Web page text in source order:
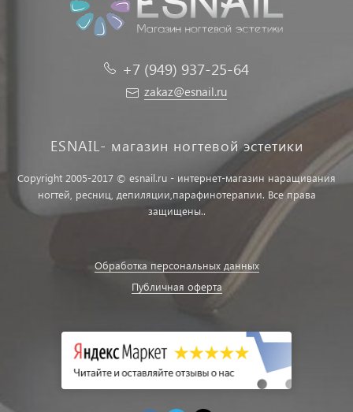
+7 (949) 937-25-64
zakaz@esnail.ru
ESNAIL- магазин ногтевой эстетики
Copyright 2005-2017 © esnail.ru - интернет-магазин наращивания
ногтей, ресниц, депиляции,парафинотерапии. Все права
защищены..
Обработка персональных данных
Публичная оферта